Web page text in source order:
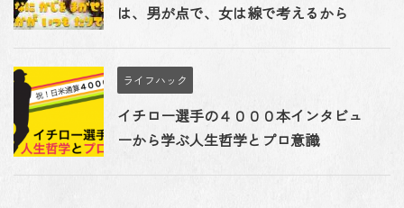
は、男が点で、女は線で考えるから
ライフハック
イチロー選手の４０００本インタビュ
ーから学ぶ人生哲学とプロ意識